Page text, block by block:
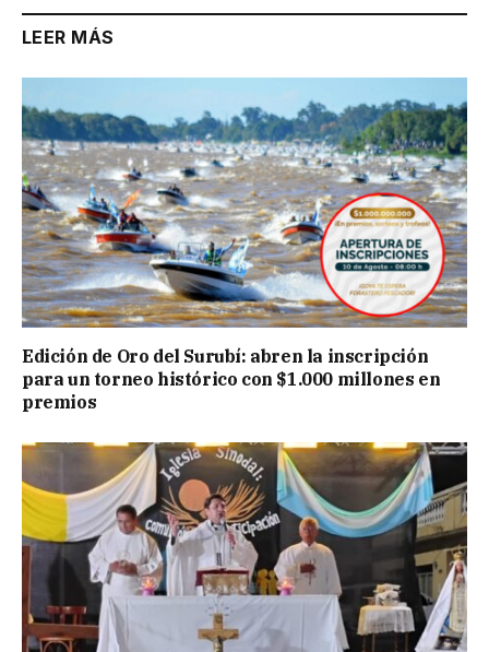
LEER MÁS
Edición de Oro del Surubí: abren la inscripción
para un torneo histórico con $1.000 millones en
premios